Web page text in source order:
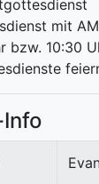
mit
bzw. 10:30